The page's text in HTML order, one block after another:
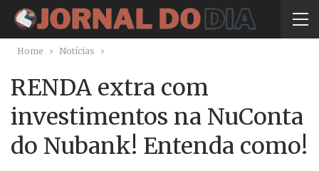
Home Notícias
RENDA extra com
investimentos na NuConta
do Nubank! Entenda como!